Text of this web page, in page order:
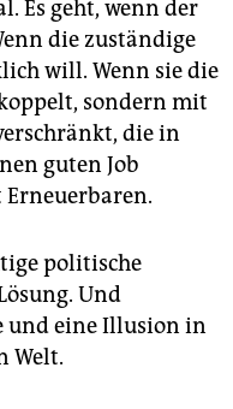
Es geht, wenn der
die zuständige
will. Wenn sie die
sondern mit
die in
guten Job
politische
Und
und eine Illusion in
Welt.